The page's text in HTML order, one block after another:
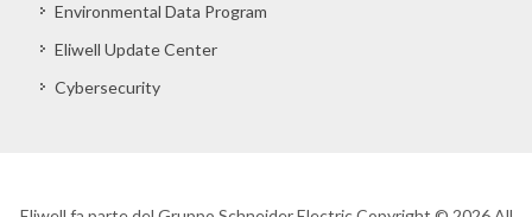
Environmental Data Program
Eliwell Update Center
Cybersecurity